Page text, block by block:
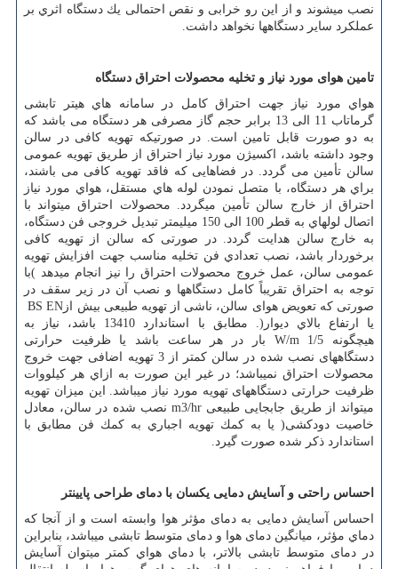
نصب میشوند و از این رو خرابی و نقص احتمالی یك دستگاه اثري بر
عملکرد سایر دستگاهها نخواهد داشت
تامین هوای مورد نیاز و تخلیه محصولات احتراق دستگاه
هواي مورد نیاز جهت احتراق کامل در سامانه هاي هیتر تابشی
گرماتاب 11 الی 13 برابر حجم گاز مصرفی هر دستگاه می باشد كه
به دو صورت قابل تامین است. در صورتیکه تهویه کافی در سالن
وجود داشته باشد، اکسیژن مورد نیاز احتراق از طریق تهویه عمومی
سالن تأمین می گردد. در فضاهایی كه فاقد تهویه كافی می باشند،
براي هر دستگاه، با متصل نمودن لوله هاي مستقل، هواي مورد نیاز
احتراق از خارج سالن تأمین میگردد. محصولات احتراق میتواند با
اتصال لولهاي به قطر 100 الی 150 میلیمتر تبدیل خروجی فن دستگاه،
به خارج سالن هدایت گردد. در صورتی که سالن از تهویه کافی
برخوردار باشد، نصب تعدادي فن تخلیه مناسب جهت افزایش تهویه
عمومی سالن، عمل خروج محصولات احتراق را نیز انجام میدهد )با
توجه به احتراق تقریباً كامل دستگاهها و نصب آن در زیر سقف در
صورتی که تعویض هوای سالن، ناشی از تهویه طبیعی بیش از BS EN
یا ارتفاع بالاي دیوار(. مطابق با استاندارد 13410 باشد، نیاز به
هیچگونه W/m 1/5 بار در هر ساعت باشد یا ظرفیت حرارتی
دستگاههای نصب شده در سالن كمتر از 3 تهویه اضافی جهت خروج
محصولات احتراق نمیباشد؛ در غیر این صورت به ازاي هر كيلووات
ظرفیت حرارتی دستگاههای تهویه مورد نیاز میباشد. این میزان تهویه
میتواند از طریق جابجایی طبیعی m3/hr نصب شده در سالن، معادل
خاصیت دودکشی( یا به كمك تهویه اجباري به كمك فن مطابق با
استاندارد ذكر شده صورت گیرد
احساس راحتی و آسایش دمایی یکسان با دمای طراحی پایینتر
احساس آسایش دمایی به دمای مؤثر هوا وابسته است و از آنجا كه
دماي مؤثر، میانگین دمای هوا و دمای متوسط تابشی میباشد، بنابراین
در دمای متوسط تابشی بالاتر، با دماي هواي كمتر میتوان آسایش